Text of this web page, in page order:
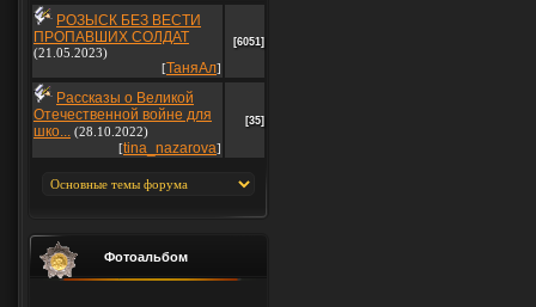
РОЗЫСК БЕЗ ВЕСТИ
ПРОПАВШИХ СОЛДАТ
(21.05.2023)
[ТаняАл]
[6051]
Рассказы о Великой
Отечественной войне для
шко... (28.10.2022)
[tina_nazarova]
[35]
Фотоальбом